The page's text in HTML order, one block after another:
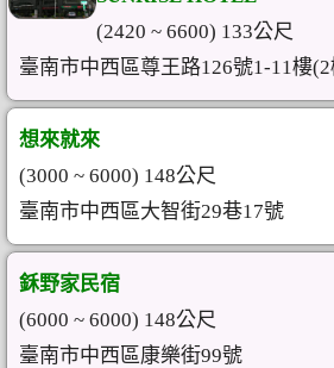
(2420 ~ 6600) 133公尺
臺南市中西區尊王路126號1-11樓
想來就來
(3000 ~ 6000) 148公尺
臺南市中西區大智街29巷17號
鉌野家民宿
(6000 ~ 6000) 148公尺
臺南市中西區康樂街99號